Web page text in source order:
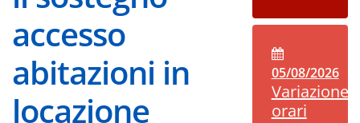
accesso
abitazioni in
locazione
05/08/2026
Variazione
orari